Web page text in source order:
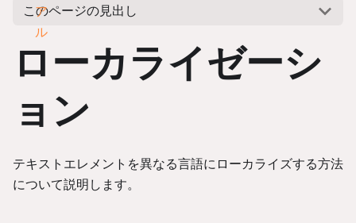
ア
ル
このページの見出し
ローカライゼーシ
ョン
テキストエレメントを異なる言語にローカライズする方法
について説明します。